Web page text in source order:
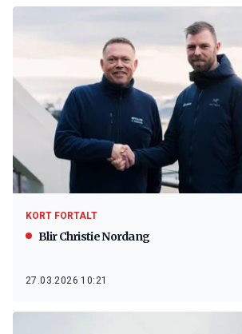
KORT FORTALT
Blir Christie Nordang
27.03.2026 10:21